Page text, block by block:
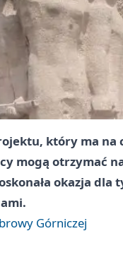
który ma
mogą otrzymać
okazja
Górniczej